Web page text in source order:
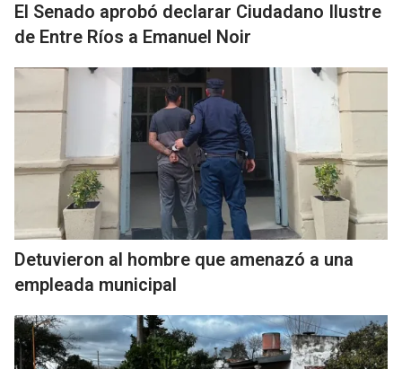
El Senado aprobó declarar Ciudadano Ilustre
de Entre Ríos a Emanuel Noir
Detuvieron al hombre que amenazó a una
empleada municipal